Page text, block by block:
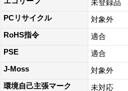
未登録品
PCリサイクル
対象外
RoHS指令
適合
PSE
適合
J-Moss
対象外
環境自己主張マーク
未対応